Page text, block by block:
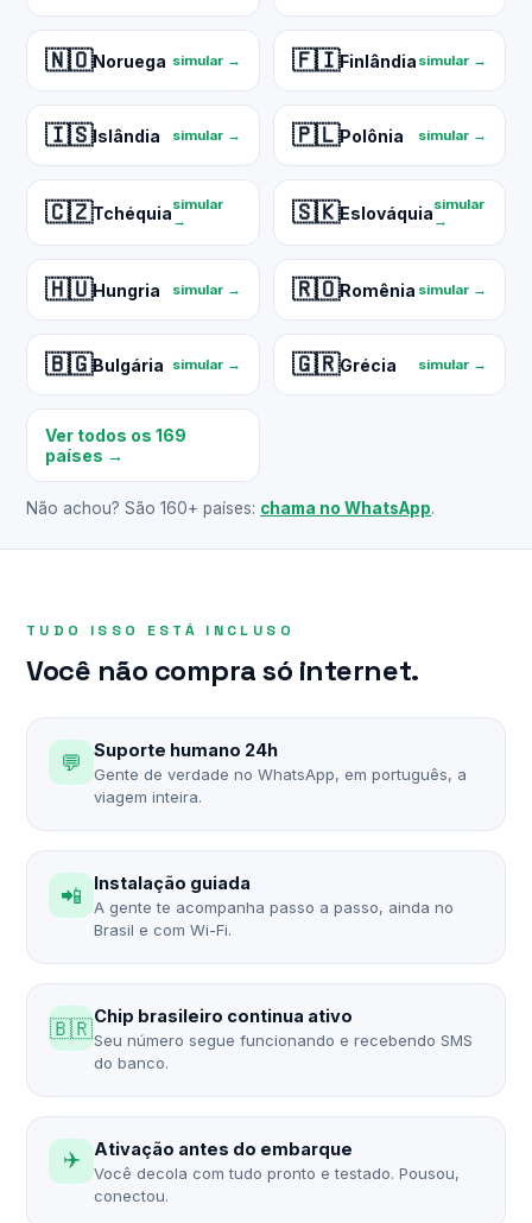
🇳🇴Noruega simular → 🇫🇮Finlândia simular →
🇮🇸Islândia simular → 🇵🇱Polônia simular →
🇨🇿Tchéquiasimular
→
🇸🇰Eslováquiasimular
→
🇭🇺Hungria simular → 🇷🇴Romênia simular →
🇧🇬Bulgária simular → 🇬🇷Grécia simular →
Ver todos os 169
países →
Não achou? São 160+ países: chama no WhatsApp.
TUDO ISSO ESTÁ INCLUSO
Você não compra só internet.
💬 Suporte humano 24h
Gente de verdade no WhatsApp, em português, a
viagem inteira.
📲 Instalação guiada
A gente te acompanha passo a passo, ainda no
Brasil e com Wi-Fi.
🇧🇷Chip brasileiro continua ativo
Seu número segue funcionando e recebendo SMS
do banco.
✈️ Ativação antes do embarque
Você decola com tudo pronto e testado. Pousou,
conectou.